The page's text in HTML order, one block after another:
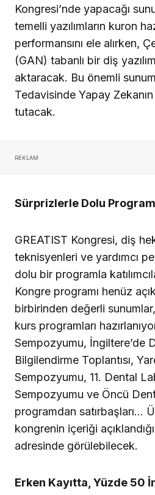
GREATIST Kongresi, diş
teknisyenleri ve yardımcı
dolu bir programla
Kongre programı henüz
birbirinden değerli
kurs programları
programdan satırbaşları…
adresinde görülebilecek.
Erken Kayıtta, Yüzde 50
Kongrenin 19’uncu
diş hekimleri, 180 Euro’dan
katılım paketini erken
satın alabiliyor. Sınırlı
konuk hekim davet etme
hakkı, bir yardımcı
düzenlenen etkinliğe
ile yıl boyunca Vestiyer
aboneliği hediyesi yer alıyor.
Diş hekimliğinin geleceğine